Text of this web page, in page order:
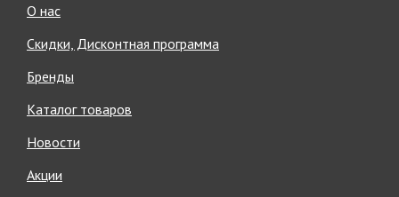
О нас
Скидки, Дисконтная программа
Бренды
Каталог товаров
Новости
Акции